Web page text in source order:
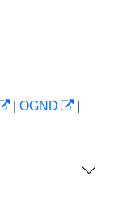
OGND